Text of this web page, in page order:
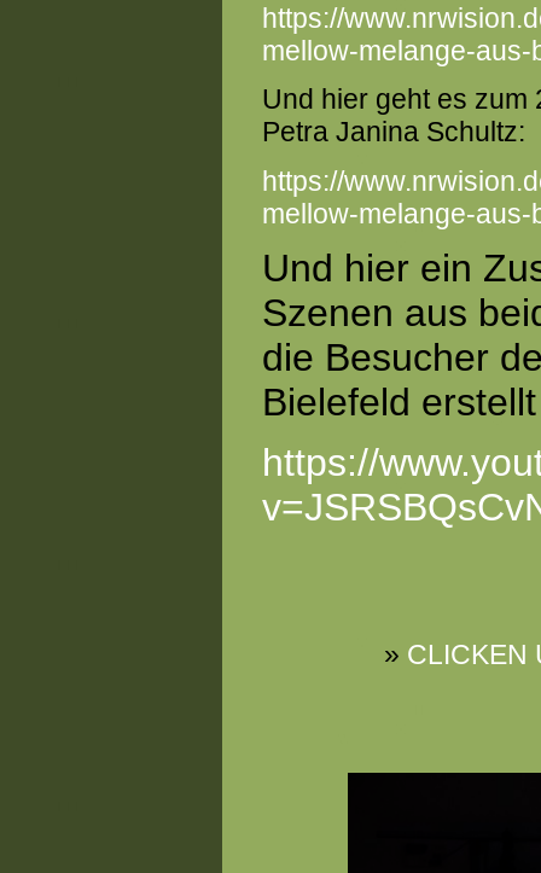
https://
mellow-melange-aus-
Und hier geht es zum
Petra Janina Schultz:
https://
mellow-melange-
Und hier ein
Szenen aus
die Besucher
Bielefeld
https://
» CLICKEN